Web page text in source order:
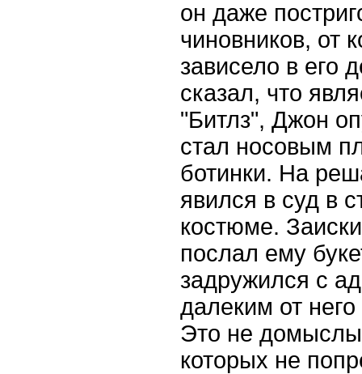
он даже
чиновников, от
зависело в его
сказал, что
"Битлз", Джон
стал носовым
ботинки. На
явился в суд в
костюме.
послал ему
задружился с
далеким от
Это не
которых не